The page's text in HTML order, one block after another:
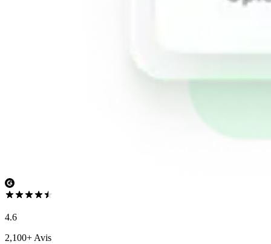
4.6
2,100+ Avis